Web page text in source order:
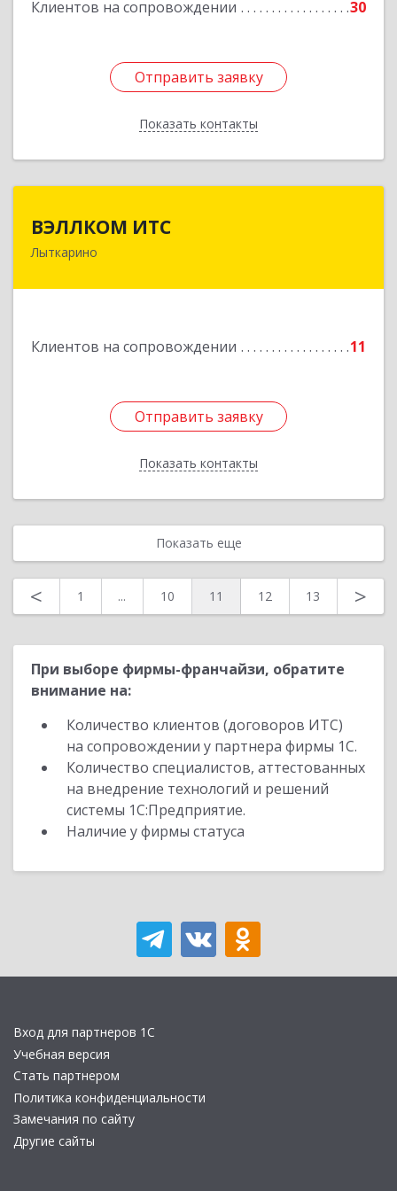
Клиентов на сопровождении 30
Отправить заявку
Показать контакты
Подробнее
Отправить заявку
Назад
ВЭЛЛКОМ ИТС
Лыткарино
Клиентов на сопровождении 11
Отправить заявку
Показать контакты
140081, Московская обл, Лыткарино г.о.,
Подробнее
Отправить заявку
Назад
Показать еще
< 1 ... 10 11 12 13 >
При выборе фирмы-франчайзи, обратите
внимание на:
Количество клиентов (договоров ИТС)
на сопровождении у партнера фирмы 1С.
Количество специалистов, аттестованных
на внедрение технологий и решений
системы 1С:Предприятие.
Наличие у фирмы статуса
Вход для партнеров 1С
Учебная версия
Стать партнером
Политика конфиденциальности
Замечания по сайту
Другие сайты